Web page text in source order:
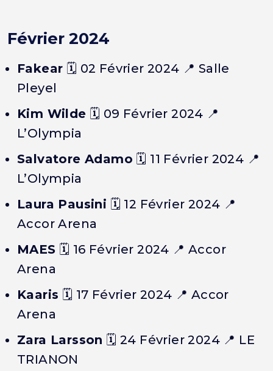
Février 2024
Fakear 🗓️ 02 Février 2024 📍 Salle
Pleyel
Kim Wilde 🗓️ 09 Février 2024 📍
L’Olympia
Salvatore Adamo 🗓️ 11 Février 2024 📍
L’Olympia
Laura Pausini 🗓️ 12 Février 2024 📍
Accor Arena
MAES 🗓️ 16 Février 2024 📍 Accor
Arena
Kaaris 🗓️ 17 Février 2024 📍 Accor
Arena
Zara Larsson 🗓️24 Février 2024 📍 LE
TRIANON